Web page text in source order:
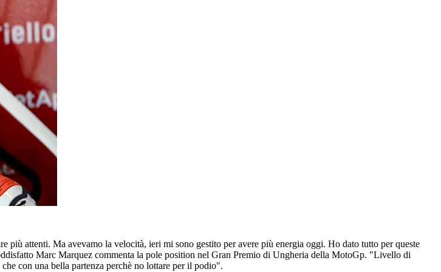
attenti. Ma avevamo la velocità, ieri mi sono gestito per avere più energia oggi. Ho dato tutto per queste
Marc Marquez commenta la pole position nel Gran Premio di Ungheria della MotoGp. "Livello di
con una bella partenza perchè no lottare per il podio".